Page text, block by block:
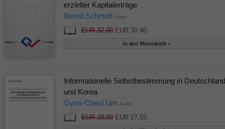
erzielter Kapitalerträge
Bernd Schmidt Autor
EUR 32,00EUR 30,40
Informationelle Selbstbestimmung in Deutschland
und Korea
Gyeo-Cheol Lim Autor
EUR 29,00EUR 27,55